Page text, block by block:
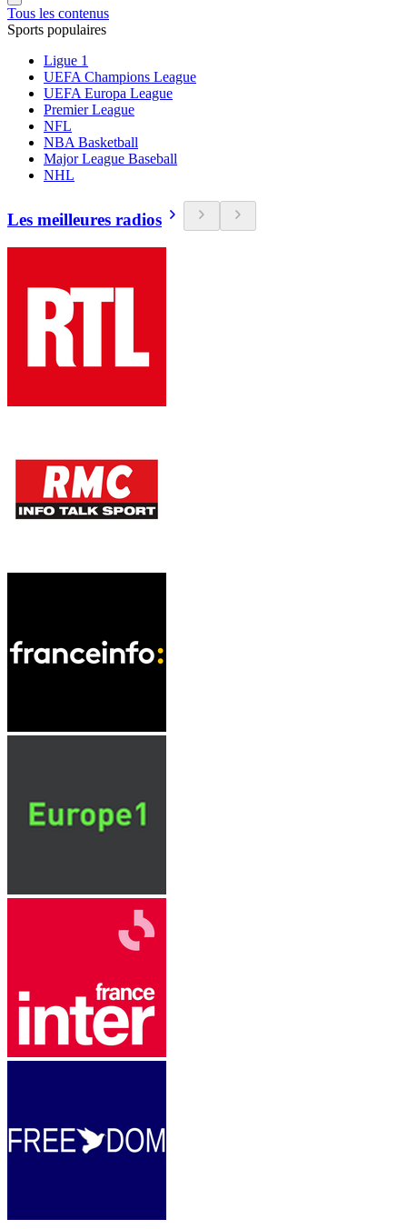
Tous les contenus
Sports populaires
Ligue 1
UEFA Champions League
UEFA Europa League
Premier League
NFL
NBA Basketball
Major League Baseball
NHL
Les meilleures radios